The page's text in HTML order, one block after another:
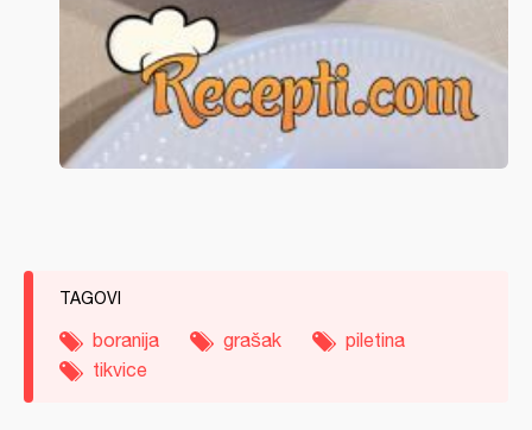
TAGOVI
boranija grašak
piletina
tikvice